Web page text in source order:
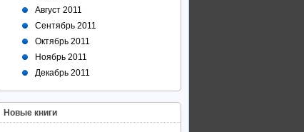
Август 2011
Сентябрь 2011
Октябрь 2011
Ноябрь 2011
Декабрь 2011
Новые книги